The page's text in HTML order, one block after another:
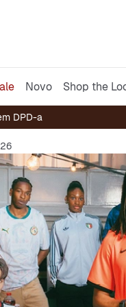
Novo Shop the
DPD-a